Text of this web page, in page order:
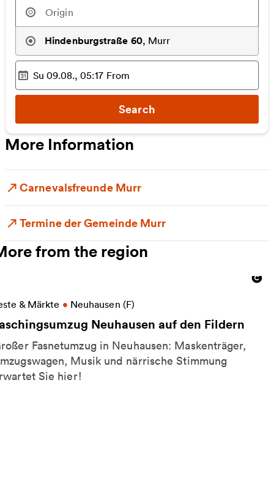
Hindenburgstraße 60, Murr
Selected time :
Su 09.08., 05:17 From
Search
More Information
Carnevalsfreunde Murr
Termine der Gemeinde Murr
from the region
& Märkte • Neuhausen (F)
Neuhausen auf den Fildern
Fasnetumzug in Neuhausen: Maskenträger,
Musik und närrische Stimmung
Sie hier!
information on Faschingsumzug Neuhausen